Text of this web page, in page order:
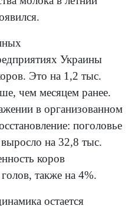
Украины
Это на 1,2 тыс.
чем месяцем ранее.
в организованном
поголовье
выросло на 32,8 тыс.
коров
также на 4%.
остается